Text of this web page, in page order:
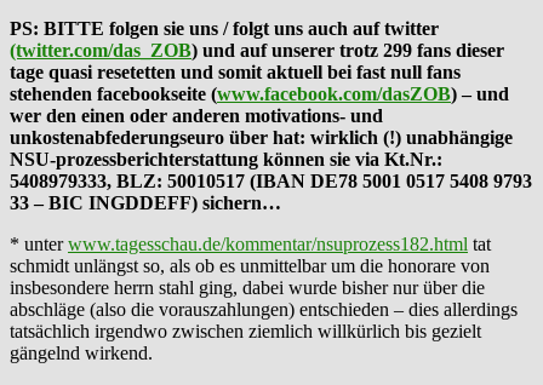
PS: BITTE folgen sie uns / folgt uns auch auf twitter
(twitter.com/das_ZOB) und auf unserer trotz 299 fans dieser
tage quasi resetetten und somit aktuell bei fast null fans
stehenden facebookseite (www.facebook.com/dasZOB) – und
wer den einen oder anderen motivations- und
unkostenabfederungseuro über hat: wirklich (!) unabhängige
NSU-prozessberichterstattung können sie via Kt.Nr.:
5408979333, BLZ: 50010517 (IBAN DE78 5001 0517 5408 9793
33 – BIC INGDDEFF) sichern…
* unterwww.tagesschau.de/kommentar/nsuprozess182.html tat
schmidt unlängst so, als ob es unmittelbar um die honorare von
insbesondere herrn stahl ging, dabei wurde bisher nur über die
abschläge (also die vorauszahlungen) entschieden – dies allerdings
tatsächlich irgendwo zwischen ziemlich willkürlich bis gezielt
gängelnd wirkend.